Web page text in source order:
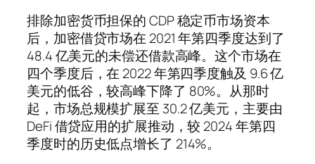
排除加密货币担保的 CDP 稳定币市场资本
后，加密借贷市场在 2021 年第四季度达到了
48.4 亿美元的未偿还借款高峰。这个市场在
四个季度后，在 2022 年第四季度触及 9.6 亿
美元的低谷，较高峰下降了 80%。从那时
起，市场总规模扩展至 30.2 亿美元，主要由
DeFi 借贷应用的扩展推动，较 2024 年第四
季度时的历史低点增长了 214%。